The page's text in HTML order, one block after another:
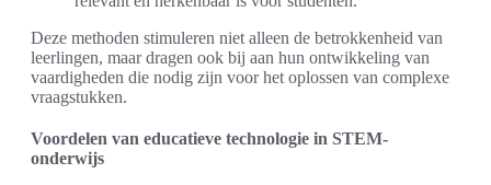
Deze methoden stimuleren niet alleen de betrokkenheid van
leerlingen, maar dragen ook bij aan hun ontwikkeling van
vaardigheden die nodig zijn voor het oplossen van complexe
vraagstukken.
Voordelen van educatieve technologie in STEM-
onderwijs